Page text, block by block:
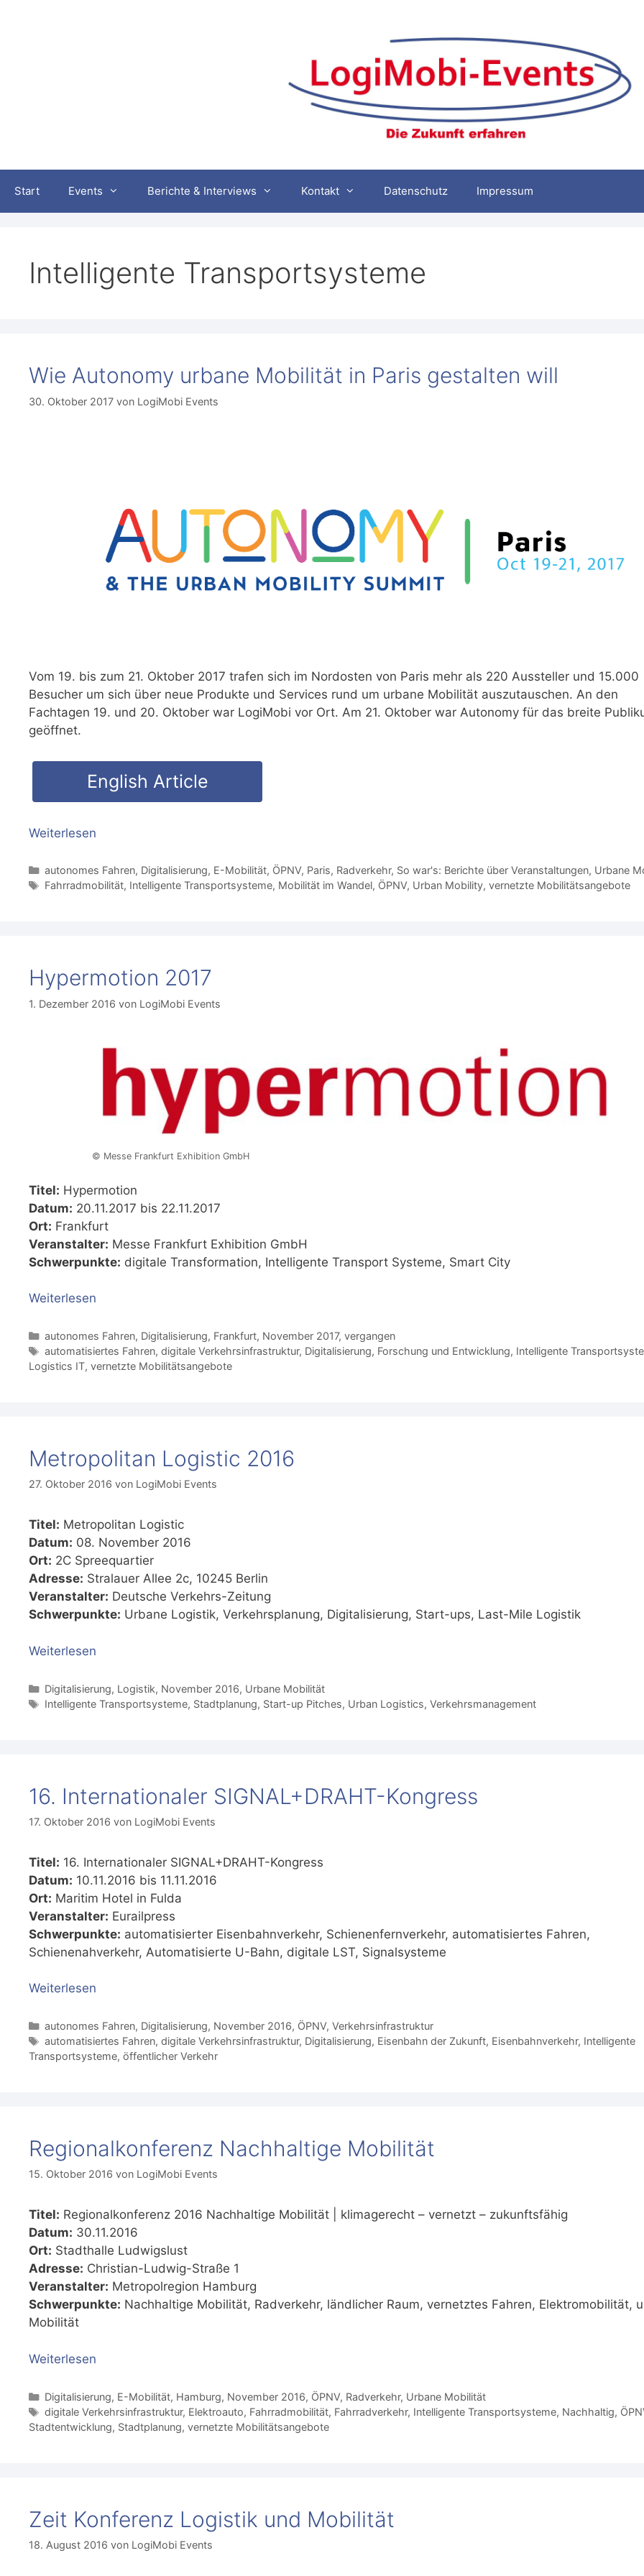
Start Events Berichte & Interviews Kontakt Datenschutz Impressum
Intelligente Transportsysteme
Wie Autonomy urbane Mobilität in Paris gestalten will
30. Oktober 2017 von LogiMobi Events
Vom 19. bis zum 21. Oktober 2017 trafen sich im Nordosten von Paris mehr als 220 Aussteller und 15.000
Besucher um sich über neue Produkte und Services rund um urbane Mobilität auszutauschen. An den
Fachtagen 19. und 20. Oktober war LogiMobi vor Ort. Am 21. Oktober war Autonomy für das breite
geöffnet.
English Article
Weiterlesen
Kategorien
autonomes Fahren, Digitalisierung, E-Mobilität, ÖPNV, Paris, Radverkehr, So war's: Berichte über Veranstaltungen, Urbane
Schlagwörter
Fahrradmobilität, Intelligente Transportsysteme, Mobilität im Wandel, ÖPNV, Urban Mobility, vernetzte Mobilitätsangebote
Hypermotion 2017
1. Dezember 2016 von LogiMobi Events
© Messe Frankfurt Exhibition GmbH
Titel: Hypermotion
Datum: 20.11.2017 bis 22.11.2017
Ort: Frankfurt
Veranstalter: Messe Frankfurt Exhibition GmbH
Schwerpunkte: digitale Transformation, Intelligente Transport Systeme, Smart City
Weiterlesen
Kategorien
autonomes Fahren, Digitalisierung, Frankfurt, November 2017, vergangen
Schlagwörter
automatisiertes Fahren, digitale Verkehrsinfrastruktur, Digitalisierung, Forschung und Entwicklung, Intelligente
Logistics IT, vernetzte Mobilitätsangebote
Metropolitan Logistic 2016
27. Oktober 2016 von LogiMobi Events
Titel: Metropolitan Logistic
Datum: 08. November 2016
Ort: 2C Spreequartier
Adresse: Stralauer Allee 2c, 10245 Berlin
Veranstalter: Deutsche Verkehrs-Zeitung
Schwerpunkte: Urbane Logistik, Verkehrsplanung, Digitalisierung, Start-ups, Last-Mile Logistik
Weiterlesen
Kategorien
Digitalisierung, Logistik, November 2016, Urbane Mobilität
Schlagwörter
Intelligente Transportsysteme, Stadtplanung, Start-up Pitches, Urban Logistics, Verkehrsmanagement
16. Internationaler SIGNAL+DRAHT-Kongress
17. Oktober 2016 von LogiMobi Events
Titel: 16. Internationaler SIGNAL+DRAHT-Kongress
Datum: 10.11.2016 bis 11.11.2016
Ort: Maritim Hotel in Fulda
Veranstalter: Eurailpress
Schwerpunkte: automatisierter Eisenbahnverkehr, Schienenfernverkehr, automatisiertes Fahren,
Schienenahverkehr, Automatisierte U-Bahn, digitale LST, Signalsysteme
Weiterlesen
Kategorien
autonomes Fahren, Digitalisierung, November 2016, ÖPNV, Verkehrsinfrastruktur
Schlagwörter
automatisiertes Fahren, digitale Verkehrsinfrastruktur, Digitalisierung, Eisenbahn der Zukunft, Eisenbahnverkehr, Intelligente
Transportsysteme, öffentlicher Verkehr
Regionalkonferenz Nachhaltige Mobilität
15. Oktober 2016 von LogiMobi Events
Titel: Regionalkonferenz 2016 Nachhaltige Mobilität | klimagerecht – vernetzt – zukunftsfähig
Datum: 30.11.2016
Ort: Stadthalle Ludwigslust
Adresse: Christian-Ludwig-Straße 1
Veranstalter: Metropolregion Hamburg
Schwerpunkte: Nachhaltige Mobilität, Radverkehr, ländlicher Raum, vernetztes Fahren, Elektromobilität,
Mobilität
Weiterlesen
Kategorien
Digitalisierung, E-Mobilität, Hamburg, November 2016, ÖPNV, Radverkehr, Urbane Mobilität
Schlagwörter
digitale Verkehrsinfrastruktur, Elektroauto, Fahrradmobilität, Fahrradverkehr, Intelligente Transportsysteme, Nachhaltig,
Stadtentwicklung, Stadtplanung, vernetzte Mobilitätsangebote
Zeit Konferenz Logistik und Mobilität
18. August 2016 von LogiMobi Events